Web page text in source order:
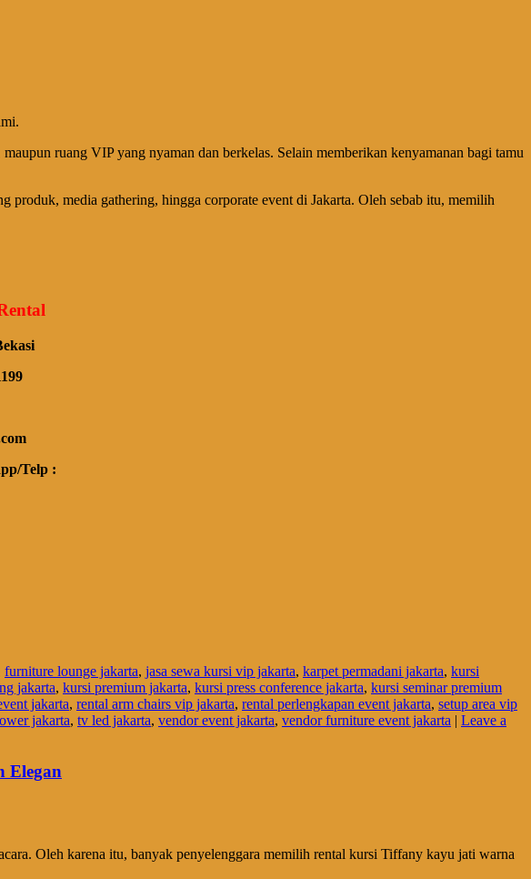
ruang VIP yang nyaman dan berkelas. Selain memberikan kenyamanan bagi tamu
media gathering, hingga corporate event di Jakarta. Oleh sebab itu, memilih
Telp :
furniture lounge jakarta, jasa sewa kursi vip jakarta, karpet permadani jakarta, kursi
jakarta, kursi premium jakarta, kursi press conference jakarta, kursi seminar premium
jakarta, rental arm chairs vip jakarta, rental perlengkapan event jakarta, setup area vip
jakarta, tv led jakarta, vendor event jakarta, vendor furniture event jakarta | Leave a
Elegan
Oleh karena itu, banyak penyelenggara memilih rental kursi Tiffany kayu jati warna